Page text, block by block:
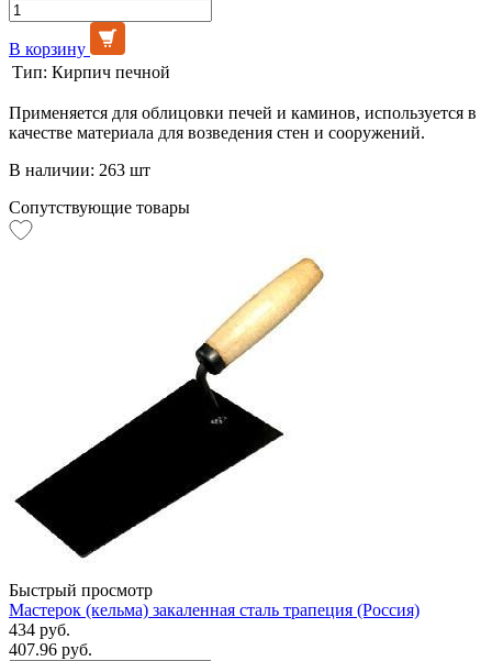
В корзину
Тип: Кирпич печной
Применяется для облицовки печей и каминов, используется в
качестве материала для возведения стен и сооружений.
В наличии: 263 шт
Сопутствующие товары
Быстрый просмотр
Мастерок (кельма) закаленная сталь трапеция (Россия)
434 руб.
407.96 руб.